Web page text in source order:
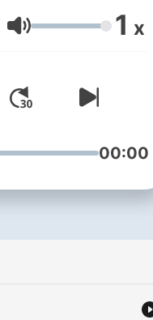
taurina,
a
ganaderos y
del toro.
las principales
e
del momento.
Volume 1 x
00:00